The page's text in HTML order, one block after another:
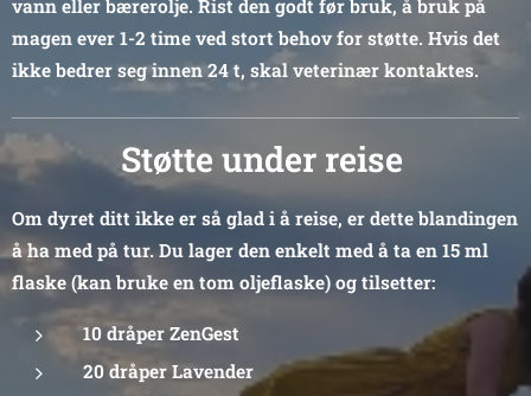
vann eller bærerolje. Rist den godt før bruk, å bruk på
magen ever 1-2 time ved stort behov for støtte. Hvis det
ikke bedrer seg innen 24 t, skal veterinær kontaktes.
Støtte under reise
Om dyret ditt ikke er så glad i å reise, er dette blandingen
å ha med på tur. Du lager den enkelt med å ta en 15 ml
flaske (kan bruke en tom oljeflaske) og tilsetter:
10 dråper ZenGest
20 dråper Lavender